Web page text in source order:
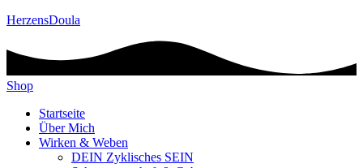
HerzensDoula
Shop
Startseite
Über Mich
Wirken & Weben
DEIN Zyklisches SEIN